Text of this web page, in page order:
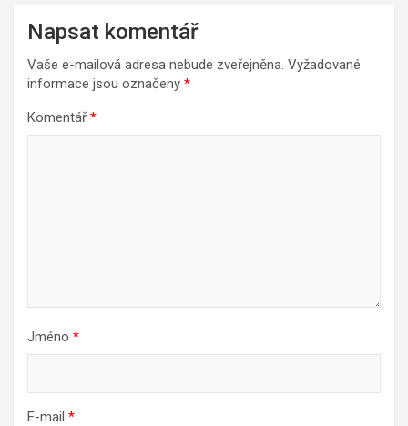
Napsat komentář
Vaše e-mailová adresa nebude zveřejněna. Vyžadované
informace jsou označeny *
Komentář *
Jméno *
E-mail *